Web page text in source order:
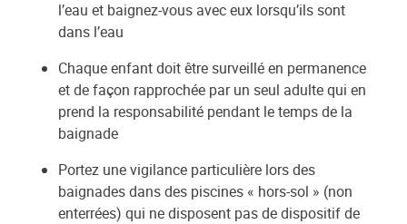
l’eau et baignez-vous avec eux lorsqu’ils sont
dans l’eau
Chaque enfant doit être surveillé en permanence
et de façon rapprochée par un seul adulte qui en
prend la responsabilité pendant le temps de la
baignade
Portez une vigilance particulière lors des
baignades dans des piscines « hors-sol » (non
enterrées) qui ne disposent pas de dispositif de